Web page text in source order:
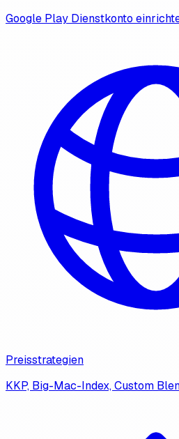
Google Play Dienstkonto
Preisstrategien
KKP, Big-Mac-Index, Custom